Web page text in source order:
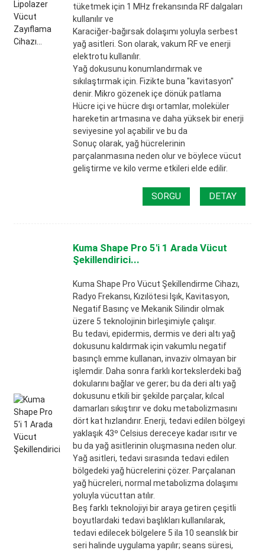
tüketmek için 1 MHz frekansında RF dalgaları
kullanılır ve
Karaciğer-bağırsak dolaşımı yoluyla serbest
yağ asitleri. Son olarak, vakum RF ve enerji
elektrotu kullanılır.
Yağ dokusunu konumlandırmak ve
sıkılaştırmak için. Fizikte buna "kavitasyon"
denir. Mikro gözenek içe dönük patlama
Hücre içi ve hücre dışı ortamlar, moleküler
hareketin artmasına ve daha yüksek bir enerji
seviyesine yol açabilir ve bu da
Sonuç olarak, yağ hücrelerinin
parçalanmasına neden olur ve böylece vücut
geliştirme ve kilo verme etkileri elde edilir.
SORGU DETAY
Kuma Shape Pro 5'i 1 Arada Vücut
Şekillendirici...
Kuma Shape Pro Vücut Şekillendirme Cihazı,
Radyo Frekansı, Kızılötesi Işık, Kavitasyon,
Negatif Basınç ve Mekanik Silindir olmak
üzere 5 teknolojinin birleşimiyle çalışır.
Bu tedavi, epidermis, dermis ve deri altı yağ
dokusunu kaldırmak için vakumlu negatif
basınçlı emme kullanan, invaziv olmayan bir
işlemdir. Daha sonra farklı kortekslerdeki bağ
dokularını bağlar ve gerer; bu da deri altı yağ
dokusunu etkili bir şekilde parçalar, kılcal
damarları sıkıştırır ve doku metabolizmasını
dört kat hızlandırır. Enerji, tedavi edilen bölgeyi
yaklaşık 43º Celsius dereceye kadar ısıtır ve
bu da yağ asitlerinin oluşmasına neden olur.
Yağ asitleri, tedavi sırasında tedavi edilen
bölgedeki yağ hücrelerini çözer. Parçalanan
yağ hücreleri, normal metabolizma dolaşımı
yoluyla vücuttan atılır.
Beş farklı teknolojiyi bir araya getiren çeşitli
boyutlardaki tedavi başlıkları kullanılarak,
tedavi edilecek bölgelere 5 ila 10 seanslık bir
seri halinde uygulama yapılır; seans süresi,